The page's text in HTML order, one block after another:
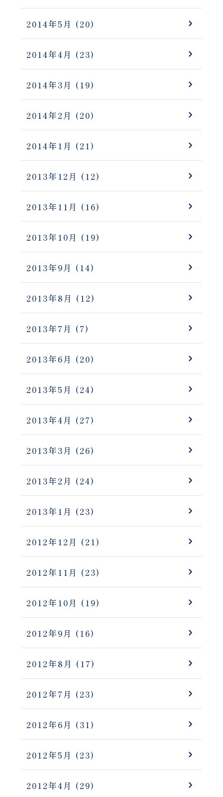
2014年5月 (20)
2014年4月 (23)
2014年3月 (19)
2014年2月 (20)
2014年1月 (21)
2013年12月 (12)
2013年11月 (16)
2013年10月 (19)
2013年9月 (14)
2013年8月 (12)
2013年7月 (7)
2013年6月 (20)
2013年5月 (24)
2013年4月 (27)
2013年3月 (26)
2013年2月 (24)
2013年1月 (23)
2012年12月 (21)
2012年11月 (23)
2012年10月 (19)
2012年9月 (16)
2012年8月 (17)
2012年7月 (23)
2012年6月 (31)
2012年5月 (23)
2012年4月 (29)